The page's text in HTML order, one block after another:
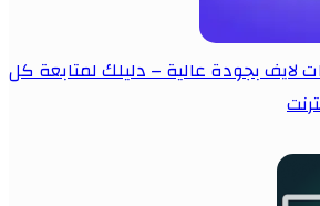
لايف بجودة عالية – دليلك لمتابعة كل